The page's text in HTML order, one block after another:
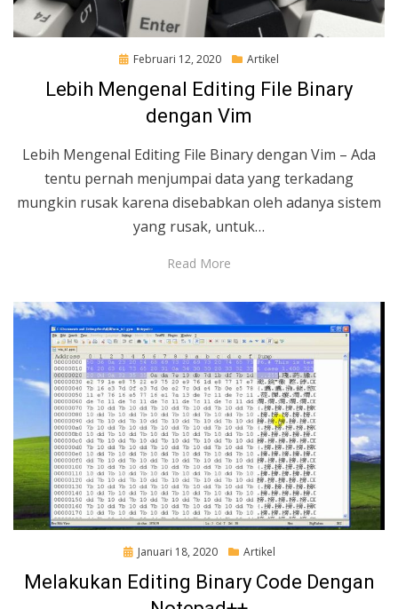
Posted
Februari 12, 2020 Artikel
Lebih Mengenal Editing File Binary
dengan Vim
Lebih Mengenal Editing File Binary dengan Vim – Ada
tentu pernah menjumpai data yang terkadang
mungkin rusak karena disebabkan oleh adanya sistem
yang rusak, untuk…
Read More
Posted
Januari 18, 2020 Artikel
Melakukan Editing Binary Code Dengan